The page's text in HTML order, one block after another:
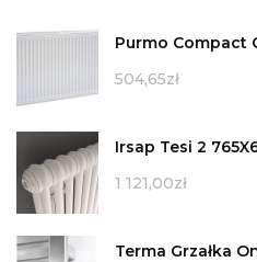
Purmo Compact
504,65zł
Irsap Tesi 2
1 121,00zł
Terma Grzałka